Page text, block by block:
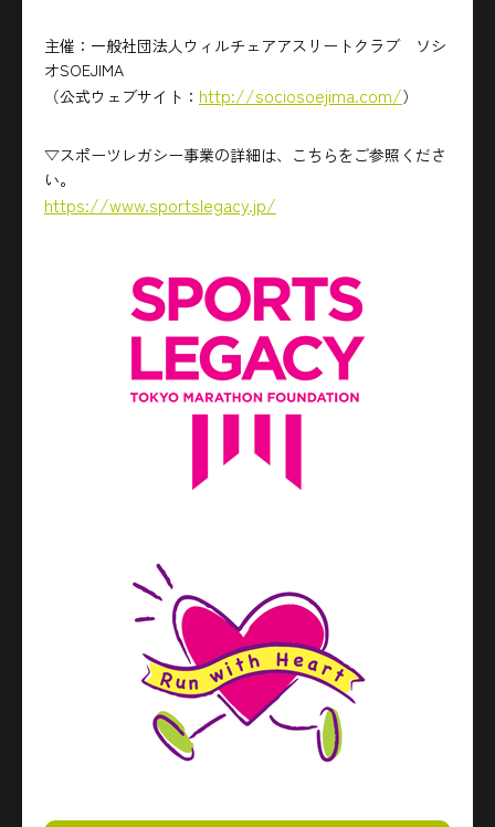
主催：一般社団法人ウィルチェアアスリートクラブ ソシ
オSOEJIMA
（公式ウェブサイト： http://sociosoejima.com/）
▽スポーツレガシー事業の詳細は、こちらをご参照くださ
い。
https://www.sportslegacy.jp/